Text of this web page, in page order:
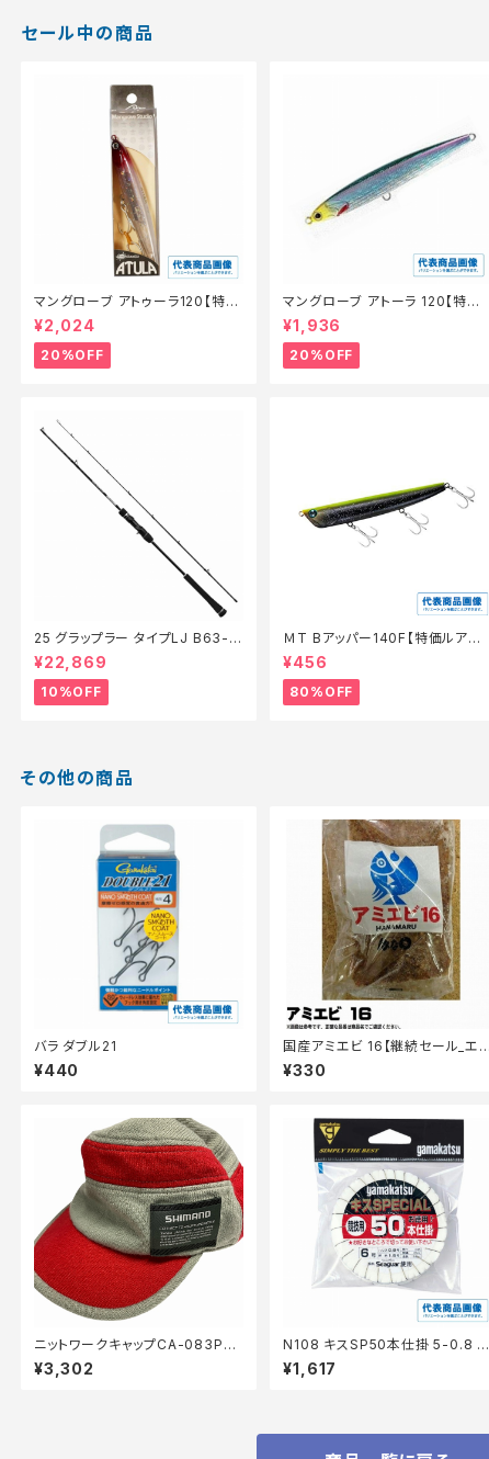
セール中の商品
マングローブ アトゥーラ120【特価
ルアー】【20】
¥2,024
20%OFF
マングローブ アトーラ 120【特価
ルアー】【20】
¥1,936
20%OFF
25 グラップラー タイプLJ B63-3
【継続セール_ロッド】【10】
¥22,869
10%OFF
ＭT Bアッパー140F【特価ルアー】
【80】
¥456
80%OFF
その他の商品
バラ ダブル21
¥440
国産アミエビ 16【継続セール_エ
サ】
¥330
ニットワークキャップCA-083Pジ
ンジャーピンク【中古品】
¥3,302
N108 キスSP50本仕掛 5-0.8 茶
【継続セール_仕掛】
¥1,617